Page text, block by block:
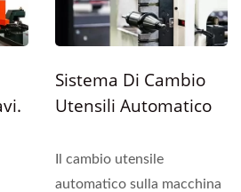
Sistema Di Cambio
Utensili Automatico
Perforazione A Trave
Il cambio utensile
automatico sulla macchina